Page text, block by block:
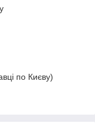
по Києву)